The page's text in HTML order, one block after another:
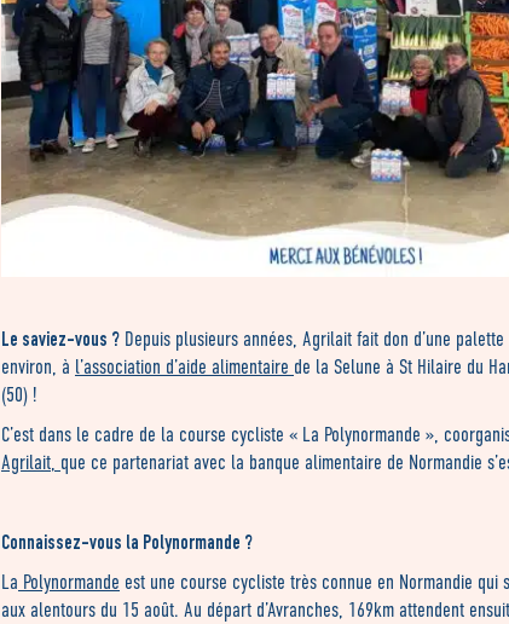
Le saviez-vous ? Depuis plusieurs années, Agrilait fait don d’une
environ, à l’association d’aide alimentaire de la Selune à St Hilaire du
(50) !
C’est dans le cadre de la course cycliste « La Polynormande »,
Agrilait, que ce partenariat avec la banque alimentaire de Normandie
Connaissez-vous la Polynormande ?
La Polynormande est une course cycliste très connue en Normandie qui
aux alentours du 15 août. Au départ d’Avranches, 169km attendent